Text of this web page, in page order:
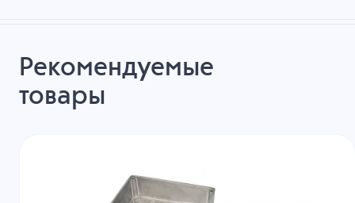
Рекомендуемые
товары